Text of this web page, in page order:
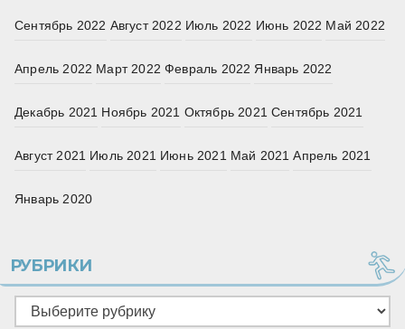
Сентябрь 2022 Август 2022 Июль 2022 Июнь 2022 Май 2022
Апрель 2022 Март 2022 Февраль 2022 Январь 2022
Декабрь 2021 Ноябрь 2021 Октябрь 2021 Сентябрь 2021
Август 2021 Июль 2021 Июнь 2021 Май 2021 Апрель 2021
Январь 2020
РУБРИКИ
Рубрики